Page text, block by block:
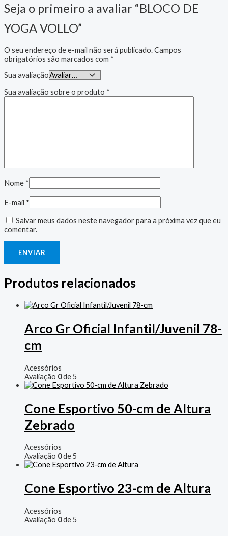
Seja o primeiro a avaliar “BLOCO DE
YOGA VOLLO”
O seu endereço de e-mail não será publicado.Campos
obrigatórios são marcados com *
Sua avaliação
Sua avaliação sobre o produto *
Nome *
E-mail *
Salvar meus dados neste navegador para a próxima vez que eu
comentar.
Produtos relacionados
Arco Gr Oficial Infantil/Juvenil 78-
cm
Acessórios
Avaliação 0de 5
Cone Esportivo 50-cm de Altura
Zebrado
Acessórios
Avaliação 0de 5
Cone Esportivo 23-cm de Altura
Acessórios
Avaliação 0de 5